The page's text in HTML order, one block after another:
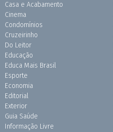
Casa e Acabamento
Cinema
Condomínios
Cruzeirinho
Do Leitor
Educação
Educa Mais Brasil
Esporte
Economia
Editorial
Exterior
Guia Saúde
Informação Livre